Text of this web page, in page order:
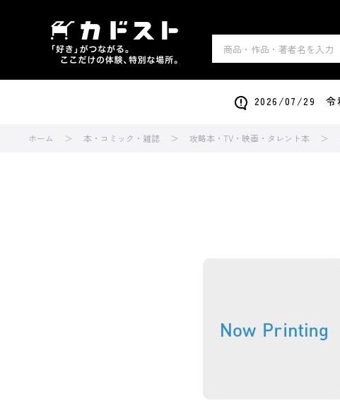
2026/07/29 令
ホーム 本・コミック・雑誌 攻略本・TV・映画・タレント本